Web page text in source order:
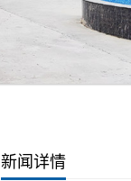
新闻详情